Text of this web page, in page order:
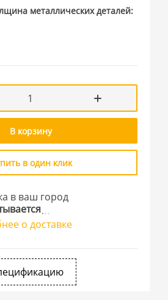
металлических деталей:
В корзину
в один клик
в ваш город
о доставке